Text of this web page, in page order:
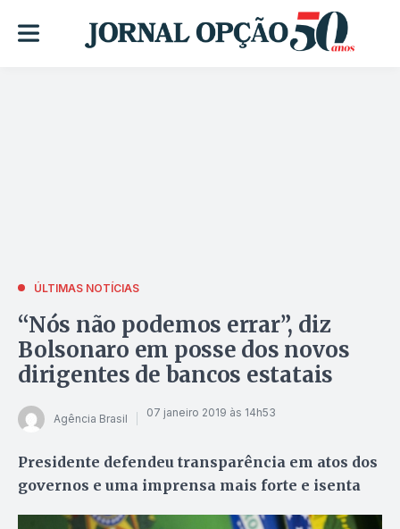
ÚLTIMAS NOTÍCIAS
“Nós não podemos errar”, diz
Bolsonaro em posse dos novos
dirigentes de bancos estatais
Agência Brasil 07 janeiro 2019 às 14h53
Presidente defendeu transparência em atos dos
governos e uma imprensa mais forte e isenta